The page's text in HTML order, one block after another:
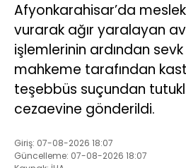
Afyonkarahisar’da
vurarak ağır yaralayan
işlemlerinin ardından
mahkeme tarafından
teşebbüs suçundan
cezaevine gönderildi.
Giriş: 07-08-2026 18:07
Güncelleme: 07-08-2026 18:07